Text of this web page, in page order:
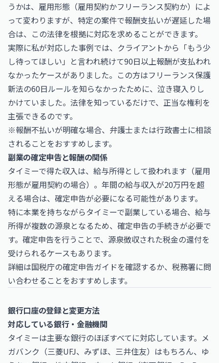
うかは、雇用形態（雇用契約かフリーランス契約か）によ
って変わりますが、特定の案件で報酬支払いが遅延した場
合は、この法律を根拠に対応を求めることができます。
実際に私が対応した事例では、クライアントから「もう少
し待ってほしい」と言われ続けて90日以上報酬が支払われ
なかったケースがありました。この方はフリーランス保護
新法の60日ルールを知らなかったために、泣き寝入りし
かけていました。法律を知っているだけで、正当な権利を
主張できるのです。
※報酬不払いが明確な場合、弁護士または行政書士に相談
されることをおすすめします。
副業の確定申告と報酬の関係
タイミーで得た収入は、給与所得として扱われます（雇用
形態が雇用契約の場合）。年間の給与収入が20万円を超
える場合は、確定申告が必要になる可能性があります。
特に本業を持ちながらタイミーで副業している場合、給与
所得が複数の源泉となるため、確定申告の手続きが必要で
す。確定申告を行うことで、源泉徴収された税金の還付を
受けられるケースもあります。
詳細は国税庁の確定申告ガイドを確認するか、税務署に問
い合わせることをおすすめします。
銀行口座の登録と変更方法
対応している銀行・金融機関
タイミーは主要な銀行のほぼすべてに対応しています。メ
ガバンク（三菱UFJ、みずほ、三井住友）はもちろん、ゆ